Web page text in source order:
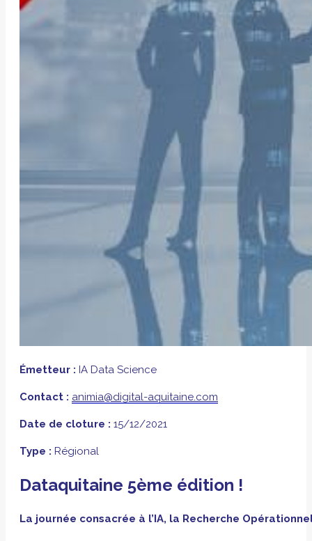
Émetteur : IA Data Science
Contact : animia@digital-aquitaine.com
Date de cloture : 15/12/2021
Type : Régional
Dataquitaine 5ème édition !
La journée consacrée à l’IA, la Recherche